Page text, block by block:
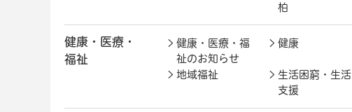
柏
健康・医療・
福祉
健康・医療・福
祉のお知らせ
健康
地域福祉
生活困窮・生活
支援